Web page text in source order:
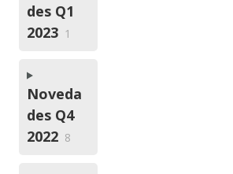
des Q1
2023 1
Noveda
des Q4
2022 8